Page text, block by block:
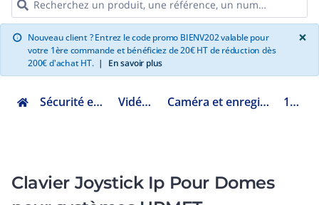
info Nouveau client ? Entrez le code promo BIENV202 valable pour
votre 1ère commande et bénéficiez de 20€ HT de réduction dès
200€ d'achat HT. | En savoir plus
×
Sécurité et communication Vidéoprotection Caméra et enregistreur analogique (DVR) 1093/701
Clavier Joystick Ip Pour Domes